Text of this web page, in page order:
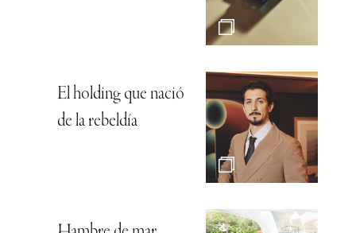
El holding que nació
de la rebeldía